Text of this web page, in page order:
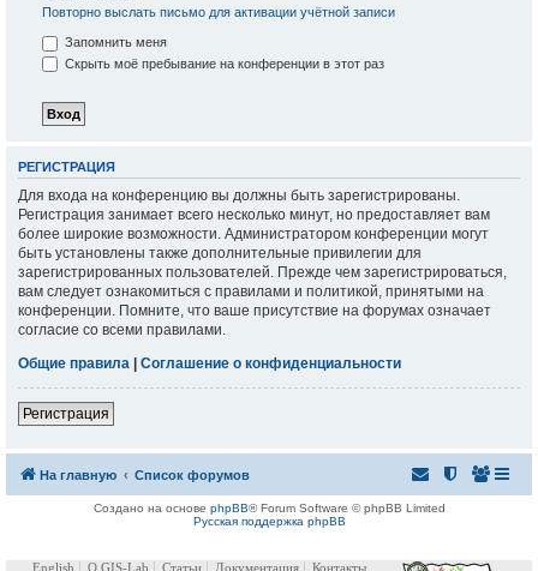
Повторно выслать письмо для активации учётной записи
Запомнить меня
Скрыть моё пребывание на конференции в этот раз
РЕГИСТРАЦИЯ
Для входа на конференцию вы должны быть зарегистрированы.
Регистрация занимает всего несколько минут, но предоставляет вам
более широкие возможности. Администратором конференции могут
быть установлены также дополнительные привилегии для
зарегистрированных пользователей. Прежде чем зарегистрироваться,
вам следует ознакомиться с правилами и политикой, принятыми на
конференции. Помните, что ваше присутствие на форумах означает
согласие со всеми правилами.
Общие правила | Соглашение о конфиденциальности
Регистрация
На главную Список форумов
Создано на основе phpBB® Forum Software © phpBB Limited
Русская поддержка phpBB
English О GIS-Lab Статьи Документация Контакты